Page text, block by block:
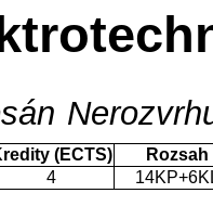
(ECTS)
Rozsah
4